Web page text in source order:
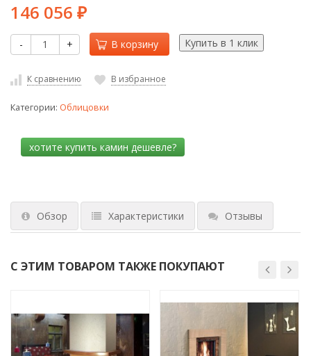
146 056 ₽
- + В корзину
К сравнению В избранное
Категории: Облицовки
Обзор Характеристики Отзывы
С ЭТИМ ТОВАРОМ ТАКЖЕ ПОКУПАЮТ